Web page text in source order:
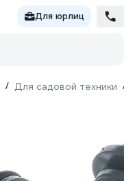
Для юрлиц
/ Для садовой техники /